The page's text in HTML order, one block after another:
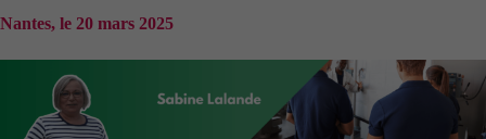
Nantes, le 20 mars 2025